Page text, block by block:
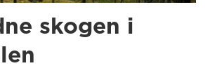
skogen i